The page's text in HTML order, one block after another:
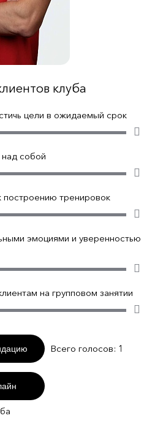
клуба
цели в ожидаемый срок
собой
построению тренировок
эмоциями и уверенностью
на групповом занятии
Всего голосов: 1